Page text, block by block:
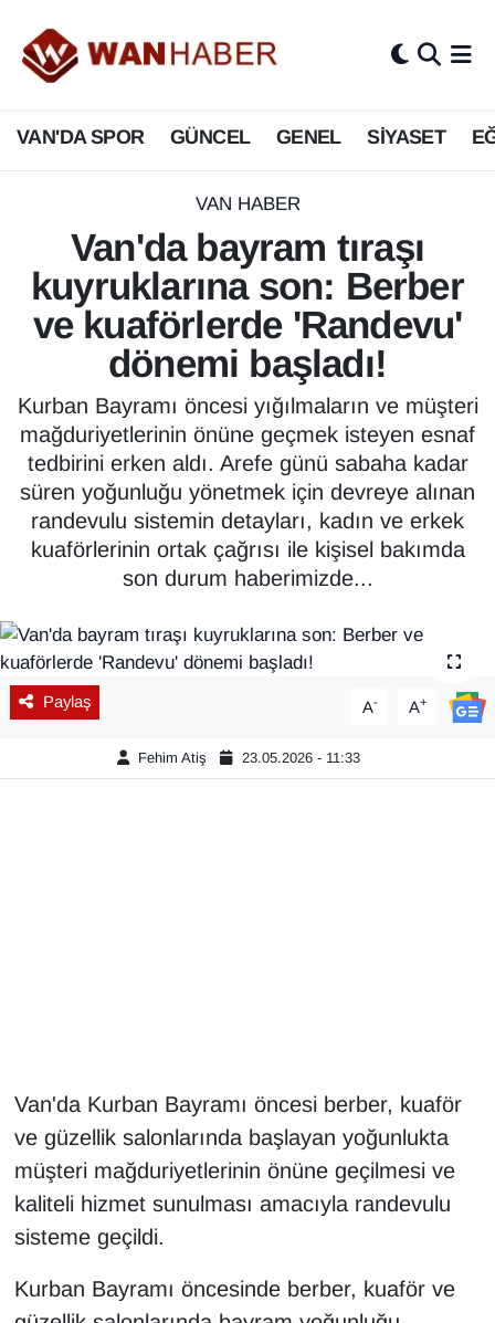
VAN'DA SPOR GÜNCEL GENEL SİYASET
VAN HABER
Van'da bayram tıraşı
kuyruklarına son: Berber
ve kuaförlerde 'Randevu'
dönemi başladı!
Kurban Bayramı öncesi yığılmaların ve müşteri
mağduriyetlerinin önüne geçmek isteyen esnaf
tedbirini erken aldı. Arefe günü sabaha kadar
süren yoğunluğu yönetmek için devreye alınan
randevulu sistemin detayları, kadın ve erkek
kuaförlerinin ortak çağrısı ile kişisel bakımda
son durum haberimizde...
Paylaş A- A+
Fehim Atiş 23.05.2026 - 11:33
Van'da Kurban Bayramı öncesi berber, kuaför
ve güzellik salonlarında başlayan yoğunlukta
müşteri mağduriyetlerinin önüne geçilmesi ve
kaliteli hizmet sunulması amacıyla randevulu
sisteme geçildi.
Kurban Bayramı öncesinde berber, kuaför ve
3.SAYFA
ASAYİŞ
BİLİM VE TEKNOLOJİ
Biyografi
Bölge Haberleri
ÇEVRE
Deprem
Dernekler, Odalar
Diğer
DÜNYA
EĞİTİM
EKONOMİ
Eleman
Haber
İngilizce
Van Nöbetçi Eczaneler
Van Hava Durumu
Van Namaz Vakitleri
Van Trafik Yoğunluk Haritası
Süper Lig Puan Durumu ve Fikstür
Tüm Manşetler
Son Dakika Haberleri
Haber Arşivi